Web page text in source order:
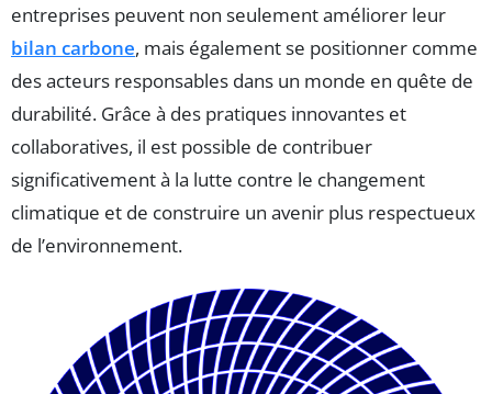
entreprises peuvent non seulement améliorer leur
bilan carbone, mais également se positionner comme
des acteurs responsables dans un monde en quête de
durabilité. Grâce à des pratiques innovantes et
collaboratives, il est possible de contribuer
significativement à la lutte contre le changement
climatique et de construire un avenir plus respectueux
de l’environnement.